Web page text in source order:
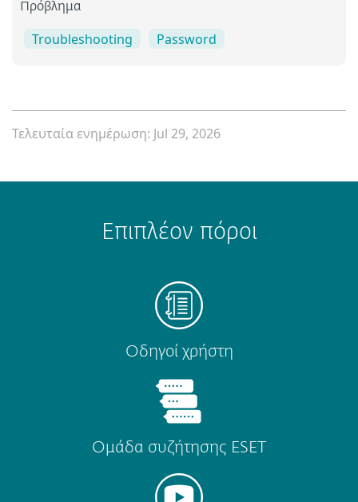
Πρόβλημα
Troubleshooting Password
Τελευταία ενημέρωση: Jul 29, 2026
Επιπλέον πόροι
Οδηγοί χρήστη
Ομάδα συζήτησης ESET